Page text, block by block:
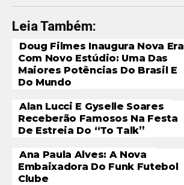
Leia Também:
Doug Filmes Inaugura Nova Era
Com Novo Estúdio: Uma Das
Maiores Potências Do Brasil E
Do Mundo
Alan Lucci E Gyselle Soares
Receberão Famosos Na Festa
De Estreia Do “To Talk”
Ana Paula Alves: A Nova
Embaixadora Do Funk Futebol
Clube